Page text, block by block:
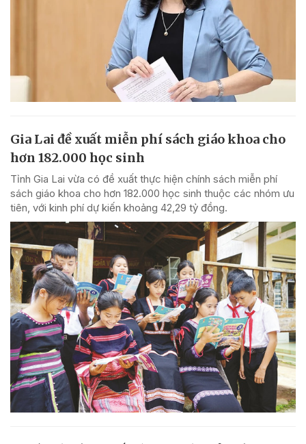
Gia Lai đề xuất miễn phí sách giáo khoa cho
hơn 182.000 học sinh
Tỉnh Gia Lai vừa có đề xuất thực hiện chính sách miễn phí
sách giáo khoa cho hơn 182.000 học sinh thuộc các nhóm ưu
tiên, với kinh phí dự kiến khoảng 42,29 tỷ đồng.